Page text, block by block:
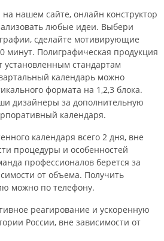
нашем сайте, онлайн конструктор
любые идеи. Выбери
сделайте мотивирующие
минут. Полиграфическая продукция
установленным стандартам
календарь можно
формата на 1,2,3 блока.
дизайнеры за дополнительную
календаря.
календаря всего 2 дня, вне
процедуры и особенностей
профессионалов берется за
от объема. Получить
можно по телефону.
реагирование и ускоренную
России, вне зависимости от